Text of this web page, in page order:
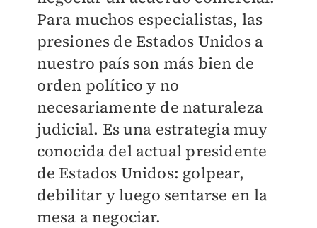
Para muchos especialistas, las
presiones de Estados Unidos a
nuestro país son más bien de
orden político y no
necesariamente de naturaleza
judicial. Es una estrategia muy
conocida del actual presidente
de Estados Unidos: golpear,
debilitar y luego sentarse en la
mesa a negociar.